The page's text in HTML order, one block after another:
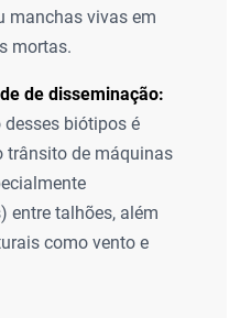
manchas vivas em
mortas.
de disseminação:
biótipos é
trânsito de máquinas
entre talhões, além
como vento e